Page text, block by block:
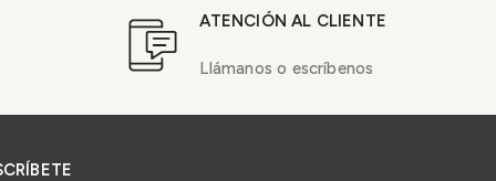
ATENCIÓN AL CLIENTE
Llámanos o escríbenos